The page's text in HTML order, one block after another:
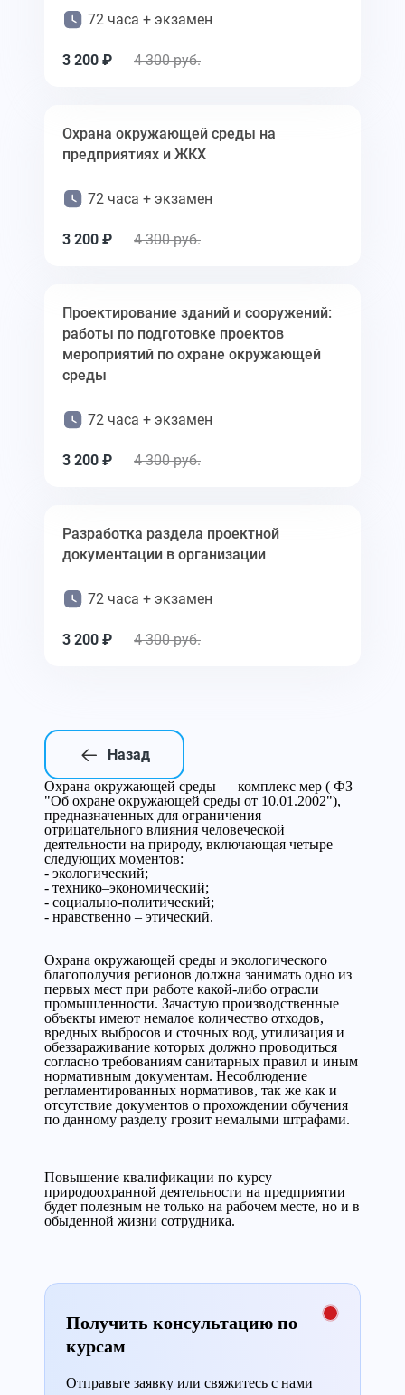
72 часа + экзамен
3 200 ₽ 4 300 руб.
Охрана окружающей среды на
предприятиях и ЖКХ
72 часа + экзамен
3 200 ₽ 4 300 руб.
Проектирование зданий и сооружений:
работы по подготовке проектов
мероприятий по охране окружающей
среды
72 часа + экзамен
3 200 ₽ 4 300 руб.
Разработка раздела проектной
документации в организации
72 часа + экзамен
3 200 ₽ 4 300 руб.
Назад
Охрана окружающей среды — комплекс мер ( ФЗ
"Об охране окружающей среды от 10.01.2002"),
предназначенных для ограничения
отрицательного влияния человеческой
деятельности на природу, включающая четыре
следующих моментов:
- экологический;
- технико–экономический;
- социально-политический;
- нравственно – этический.
Охрана окружающей среды и экологического
благополучия регионов должна занимать одно из
первых мест при работе какой-либо отрасли
промышленности. Зачастую производственные
объекты имеют немалое количество отходов,
вредных выбросов и сточных вод, утилизация и
обеззараживание которых должно проводиться
согласно требованиям санитарных правил и иным
нормативным документам. Несоблюдение
регламентированных нормативов, так же как и
отсутствие документов о прохождении обучения
по данному разделу грозит немалыми штрафами.
Повышение квалификации по курсу
природоохранной деятельности на предприятии
будет полезным не только на рабочем месте, но и в
обыденной жизни сотрудника.
Получить консультацию по
курсам
Отправьте заявку или свяжитесь с нами